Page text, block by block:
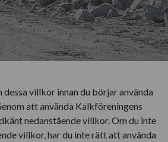
dessa villkor innan du börjar använda
att använda Kalkföreningens
nedanstående villkor. Om du inte
villkor, har du inte rätt att använda